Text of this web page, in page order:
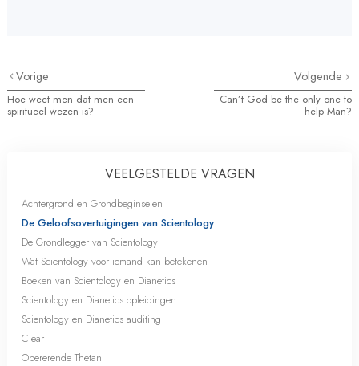
Vorige
Hoe weet men dat men een
spiritueel wezen is?
Volgende
Can’t God be the only one to
help Man?
VEELGESTELDE VRAGEN
Achtergrond en Grondbeginselen
De Geloofsovertuigingen van Scientology
De Grondlegger van Scientology
Wat Scientology voor iemand kan betekenen
Boeken van Scientology en Dianetics
Scientology en Dianetics opleidingen
Scientology en Dianetics auditing
Clear
Opererende Thetan